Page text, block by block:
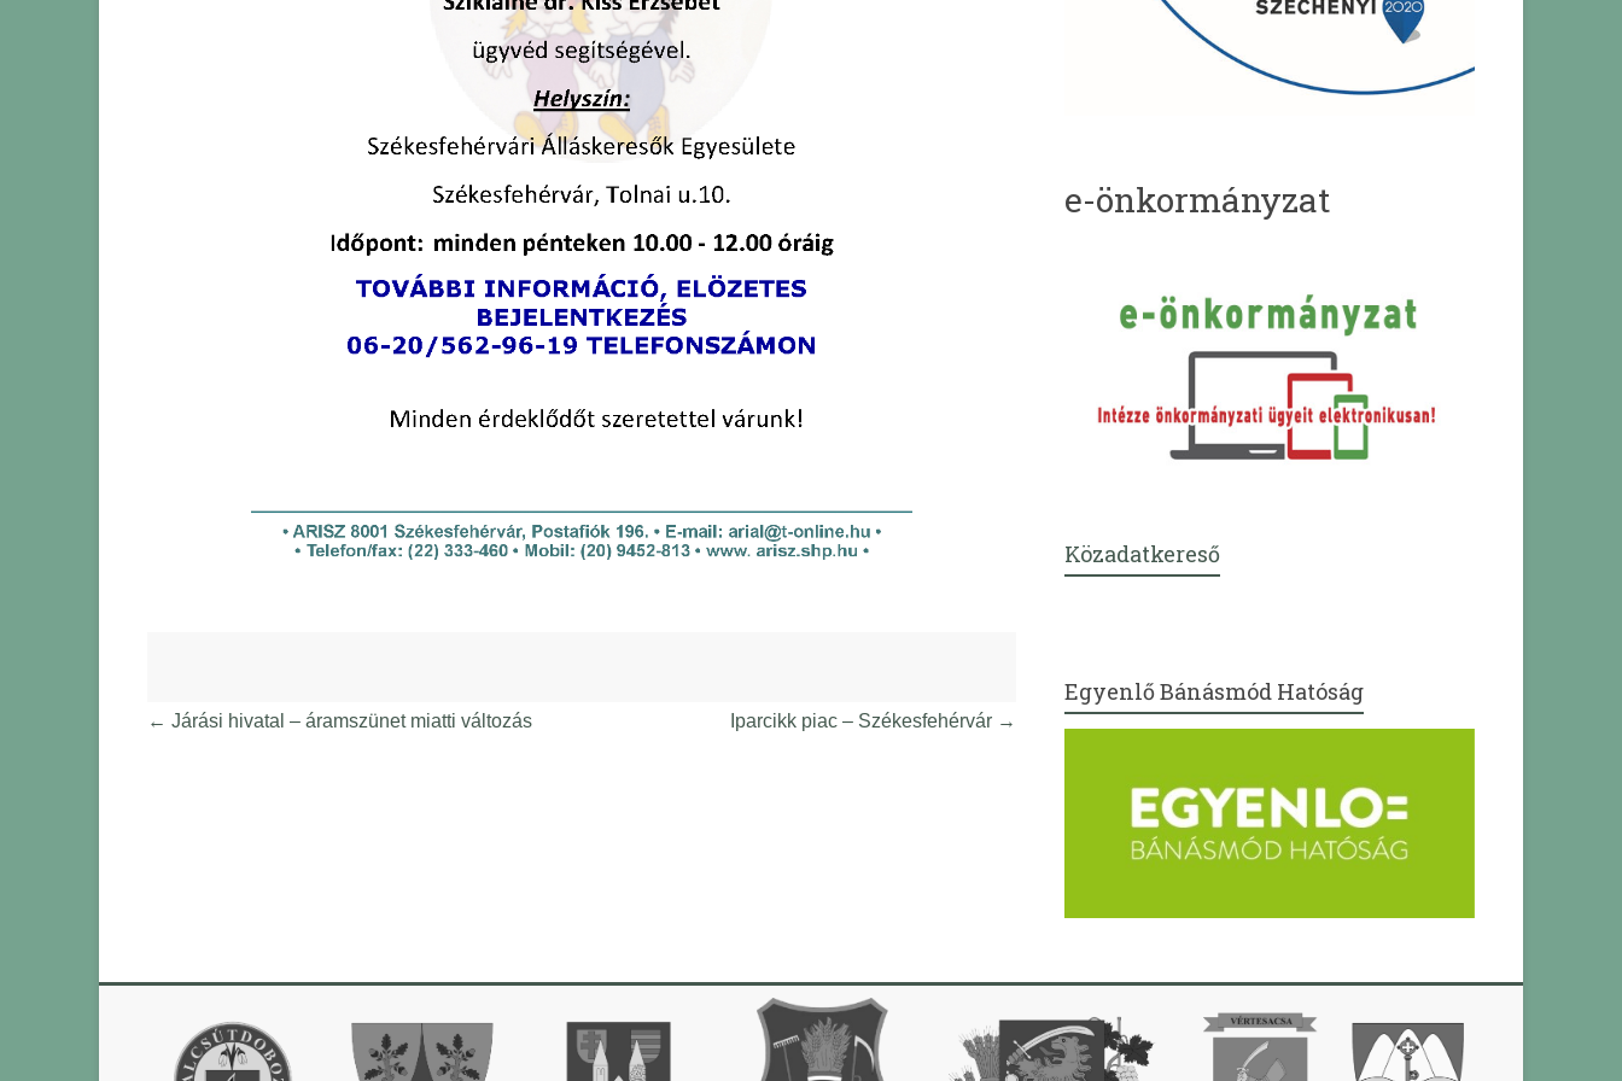
← Járási hivatal – áramszünet miatti változás Iparcikk piac – Székesfehérvár →
e-önkormányzat
Közadatkereső
Egyenlő Bánásmód Hatóság